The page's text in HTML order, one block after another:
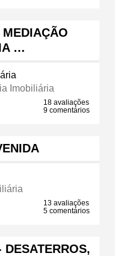
…
Imobiliária
18 avaliações
9 comentários
13 avaliações
5 comentários
DESATERROS,